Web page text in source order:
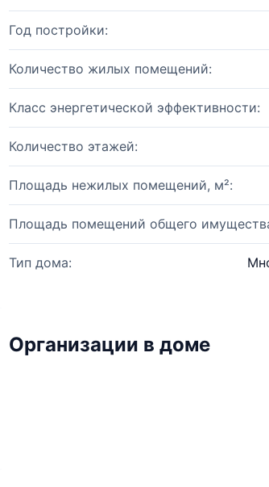
Год постройки:
Количество жилых помещений:
Класс энергетической эффективности:
Количество этажей:
Площадь нежилых помещений, м²:
Площадь помещений общего
Тип дома:
Организации в доме